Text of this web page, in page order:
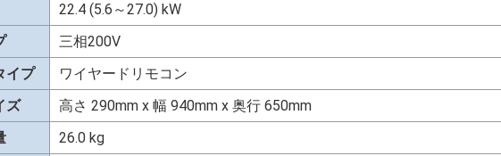
22.4 (5.6～27.0) kW
三相200V
イプ
ワイヤードリモコン
ズ
高さ 290mm x 幅 940mm x 奥行 650mm
26.0 kg